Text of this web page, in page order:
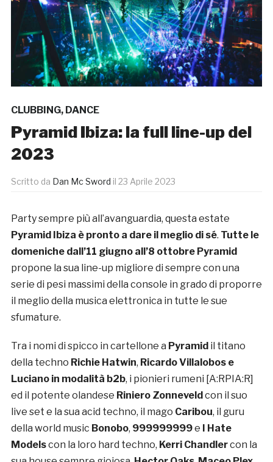
CLUBBING, DANCE
Pyramid Ibiza: la full line-up del
2023
Scritto da Dan Mc Sword il 23 Aprile 2023
Party sempre più all’avanguardia, questa estate
Pyramid Ibiza è pronto a dare il meglio di sé. Tutte le
domeniche dall’11 giugno all’8 ottobre Pyramid
propone la sua line-up migliore di sempre con una
serie di pesi massimi della console in grado di proporre
il meglio della musica elettronica in tutte le sue
sfumature.
Tra i nomi di spicco in cartellone a Pyramid il titano
della techno Richie Hatwin, Ricardo Villalobos e
Luciano in modalità b2b, i pionieri rumeni [A:RPIA:R]
ed il potente olandese Riniero Zonneveld con il suo
live set e la sua acid techno, il mago Caribou, il guru
della world music Bonobo, 999999999e
I Hate
Modelscon la loro hard techno, Kerri Chandlercon la